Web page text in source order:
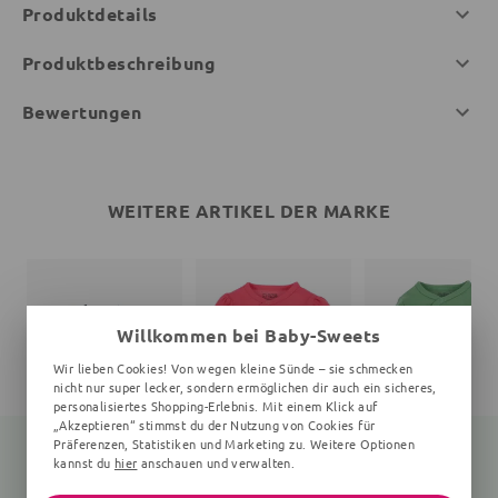
Produktdetails
Produktbeschreibung
Bewertungen
WEITERE ARTIKEL DER MARKE
Willkommen bei Baby-Sweets
Wir lieben Cookies! Von wegen kleine Sünde – sie schmecken
nicht nur super lecker, sondern ermöglichen dir auch ein sicheres,
personalisiertes Shopping-Erlebnis. Mit einem Klick auf
„Akzeptieren“ stimmst du der Nutzung von Cookies für
Präferenzen, Statistiken und Marketing zu. Weitere Optionen
kannst du hier anschauen und verwalten.